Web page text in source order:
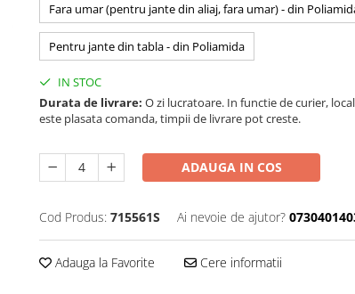
Fara umar (pentru jante din aliaj, fara umar) - din
Pentru jante din tabla - din Poliamida
IN STOC
Durata de livrare: O zi lucratoare. In functie de curier,
este plasata comanda, timpii de livrare pot creste.
ADAUGA IN COS
Cod Produs: 715561S Ai nevoie de ajutor?
Adauga la Favorite Cere informatii